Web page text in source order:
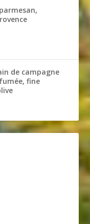
de campagne
fine